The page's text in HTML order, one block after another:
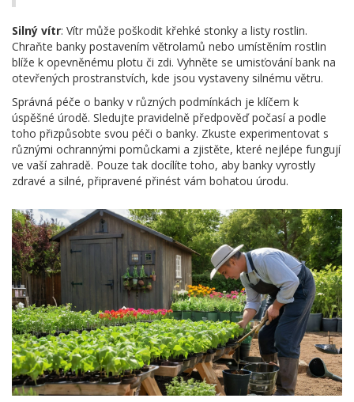
Silný vítr: Vítr může poškodit křehké stonky a listy rostlin.
Chraňte banky postavením větrolamů nebo umístěním rostlin
blíže k opevněnému plotu či zdi. Vyhněte se umisťování bank na
otevřených prostranstvích, kde jsou vystaveny silnému větru.
Správná péče o banky v různých podmínkách je klíčem k
úspěšné úrodě. Sledujte pravidelně předpověď počasí a podle
toho přizpůsobte svou péči o banky. Zkuste experimentovat s
různými ochrannými pomůckami a zjistěte, které nejlépe fungují
ve vaší zahradě. Pouze tak docílíte toho, aby banky vyrostly
zdravé a silné, připravené přinést vám bohatou úrodu.